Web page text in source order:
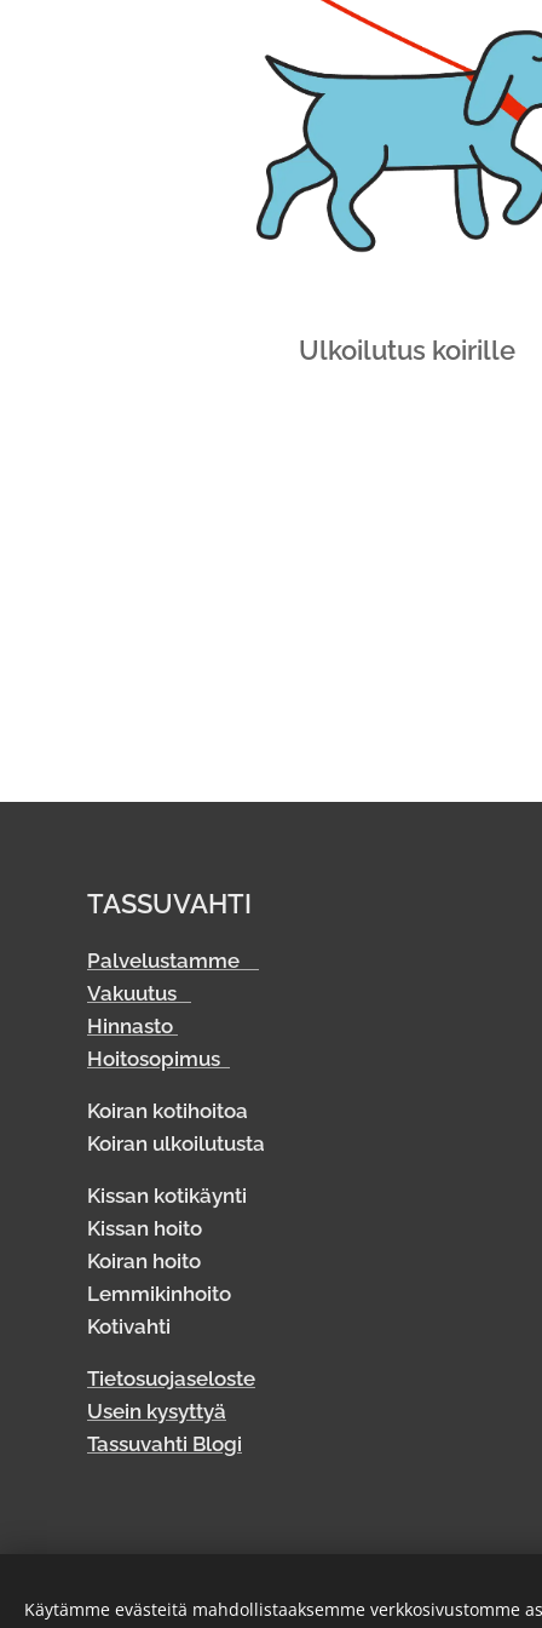
Ulkoilutus koirille
TASSUVAHTI
Palvelustamme
Vakuutus
Hinnasto
Hoitosopimus
Koiran kotihoitoa
Koiran ulkoilutusta
Kissan kotikäynti
Kissan hoito
Koiran hoito
Lemmikinhoito
Kotivahti
Tietosuojaseloste
Usein kysyttyä
Tassuvahti Blogi
Käytämme evästeitä mahdollistaaksemme verkkosivustomme